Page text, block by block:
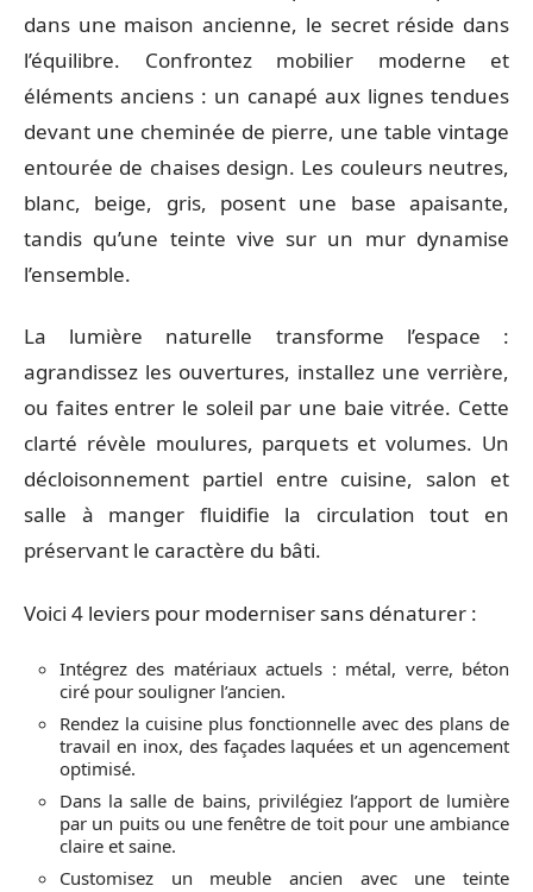
dans une maison ancienne, le secret réside dans
l’équilibre. Confrontez mobilier moderne et
éléments anciens : un canapé aux lignes tendues
devant une cheminée de pierre, une table vintage
entourée de chaises design. Les couleurs neutres,
blanc, beige, gris, posent une base apaisante,
tandis qu’une teinte vive sur un mur dynamise
l’ensemble.
La lumière naturelle transforme l’espace :
agrandissez les ouvertures, installez une verrière,
ou faites entrer le soleil par une baie vitrée. Cette
clarté révèle moulures, parquets et volumes. Un
décloisonnement partiel entre cuisine, salon et
salle à manger fluidifie la circulation tout en
préservant le caractère du bâti.
Voici 4 leviers pour moderniser sans dénaturer :
Intégrez des matériaux actuels : métal, verre, béton
ciré pour souligner l’ancien.
Rendez la cuisine plus fonctionnelle avec des plans de
travail en inox, des façades laquées et un agencement
optimisé.
Dans la salle de bains, privilégiez l’apport de lumière
par un puits ou une fenêtre de toit pour une ambiance
claire et saine.
Customisez un meuble ancien avec une teinte